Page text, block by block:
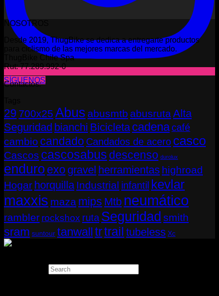
SÍGUENOS
NOSOTROS
Desde 2019, ThugBike se dedica a entregarte productos
para ciclismo de las mejores marcas del mercado.
ThugBike Chile Spa
Rut: 77.289.992-0
Contactos:
29 700x25 Abus abusmtb abusrutaAlta
Seguridad bianchi Bicicleta cadenacafé
cambio candado Candados de acero casco
Cascos cascosabus descenso durolux
enduro exo gravel herramientas highroad
Hogar horquilla Industrial infantil kevlar
maxxis maza mips Mtb neumático
rambler rockshox ruta Seguridad smith
sram suntour tanwalltrtrail tubeless Xc